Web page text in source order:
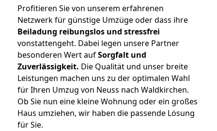
Profitieren Sie von unserem erfahrenen
Netzwerk für günstige Umzüge oder dass ihre
Beiladung reibungslos und stressfrei
vonstattengeht. Dabei legen unsere Partner
besonderen Wert aufSorgfalt und
Zuverlässigkeit. Die Qualität und unser breite
Leistungen machen uns zu der optimalen Wahl
für Ihren Umzug von Neuss nach Waldkirchen.
Ob Sie nun eine kleine Wohnung oder ein großes
Haus umziehen, wir haben die passende Lösung
für Sie.